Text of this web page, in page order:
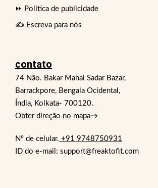
⏩ Política de publicidade
✍️ Escreva para nós
contato
74 Não. Bakar Mahal Sadar Bazar,
Barrackpore, Bengala Ocidental,
Índia, Kolkata- 700120.
Obter direção no mapa→
Nº de celular. +91 9748750931
ID do e-mail: support@freaktofit.com